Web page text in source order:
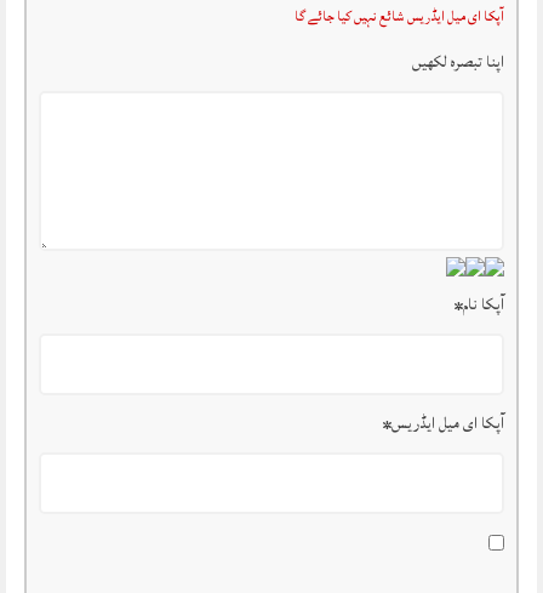
آپکا ای میل ایڈریس شائع نہیں کیا جائے گا
اپنا تبصرہ لکھیں
آپکا نام*
آپکا ای میل ایڈریس*